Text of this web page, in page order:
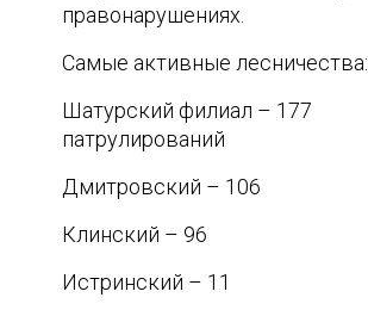
правонарушениях.
Самые активные лесничества:
Шатурский филиал – 177
патрулирований
Дмитровский – 106
Клинский – 96
Истринский – 11